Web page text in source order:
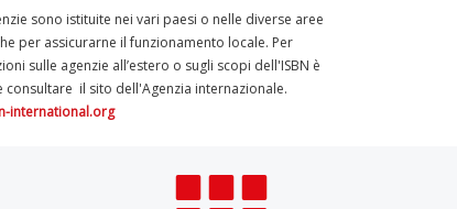
sono istituite nei vari paesi o nelle diverse aree
per assicurarne il funzionamento locale. Per
sulle agenzie all’estero o sugli scopi dell'ISBN è
consultare il sito dell'Agenzia internazionale.
international.org